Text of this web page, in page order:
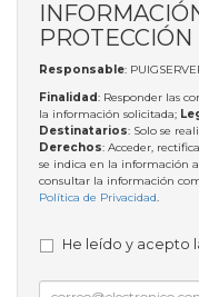
Responsable:
Finalidad: Responder las
la información solicitada;
Destinatarios: Solo se
Derechos: Acceder,
se indica en la información
consultar la información
Política de Privacidad.
He leído y acepto